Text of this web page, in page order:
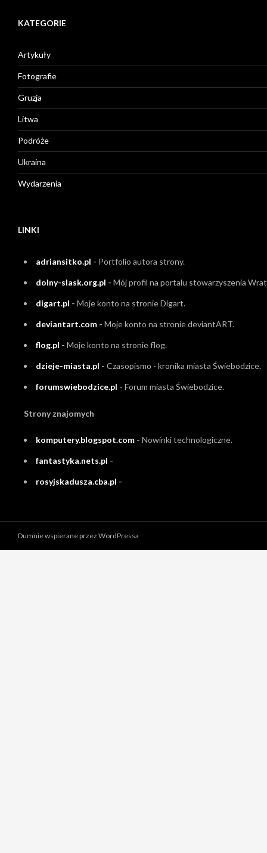
KATEGORIE
Artykuły
Fotografie
Gruzja
Litwa
Podróże
Ukraina
Wydarzenia
LINKI
adriansitko.pl - Portfolio autora strony.
dolny-slask.org.pl - Mój profil na portalu stowarzyszenia
digart.pl - Moje konto na stronie Digart.
deviantart.com - Moje konto na stronie deviantART.
flog.pl - Moje konto na stronie flog.
dzieje-miasta.pl - Czasopismo - kronika miasta Świebodzice.
forumswiebodzice.pl - Forum miasta Świebodzice.
Strony znajomych
komputery.blogspot.com - Nowinki technologiczne.
fantastyka.nets.pl -
rosyjskadusza.cba.pl -
Dumnie wspierane przez WordPressa